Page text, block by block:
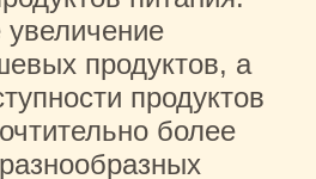
продуктов, а
продуктов
более